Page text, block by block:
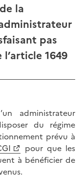
la
pas
1649
administrateur
du régime
prévu à
pour que les
à bénéficier de